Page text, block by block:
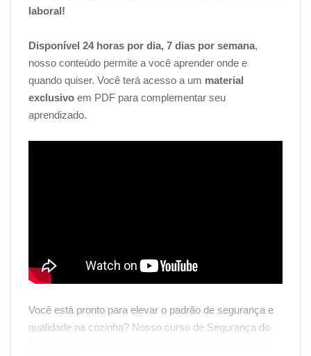
laboral!
Disponível 24 horas por dia, 7 dias por semana,
nosso conteúdo permite a você aprender onde e
quando quiser. Você terá acesso a um material
exclusivo em PDF para complementar seu
aprendizado.
Você está pronto para elevar o padrão de segurança e
qualidade na cozinha? Nosso curso de Segurança do